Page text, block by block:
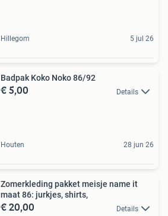
Hillegom 5 jul 26
Badpak Koko Noko 86/92
€ 5,00 Details
Houten 28 jun 26
Zomerkleding pakket meisje name it
maat 86: jurkjes, shirts,
€ 20,00 Details